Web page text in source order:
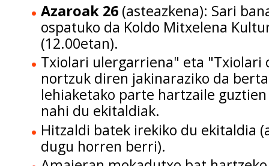
Azaroak 26 (asteazkena): Sari
ospatuko da Koldo Mitxelena
(12.00etan).
Txiolari ulergarriena" eta "Txiolari
nortzuk diren jakinaraziko da
lehiaketako parte hartzaile
nahi du ekitaldiak.
Hitzaldi batek irekiko du ekitaldia
dugu horren berri).